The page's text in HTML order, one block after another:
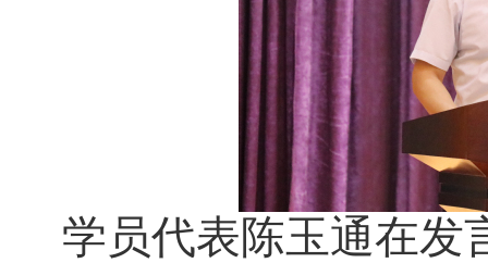
学员代表陈玉通在发